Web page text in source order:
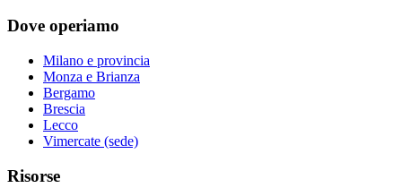
Dove operiamo
Milano e provincia
Monza e Brianza
Bergamo
Brescia
Lecco
Vimercate (sede)
Risorse